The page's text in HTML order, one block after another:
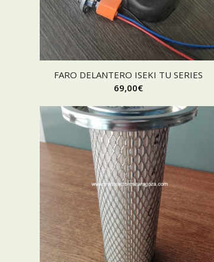
FARO DELANTERO ISEKI TU SERIES
69,00€